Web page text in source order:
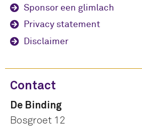
Sponsor een glimlach
Privacy statement
Disclaimer
Contact
De Binding
Bosgroet 12